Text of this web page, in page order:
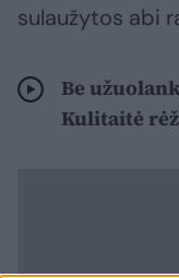
sulaužytos abi
Be
Kulitaitė